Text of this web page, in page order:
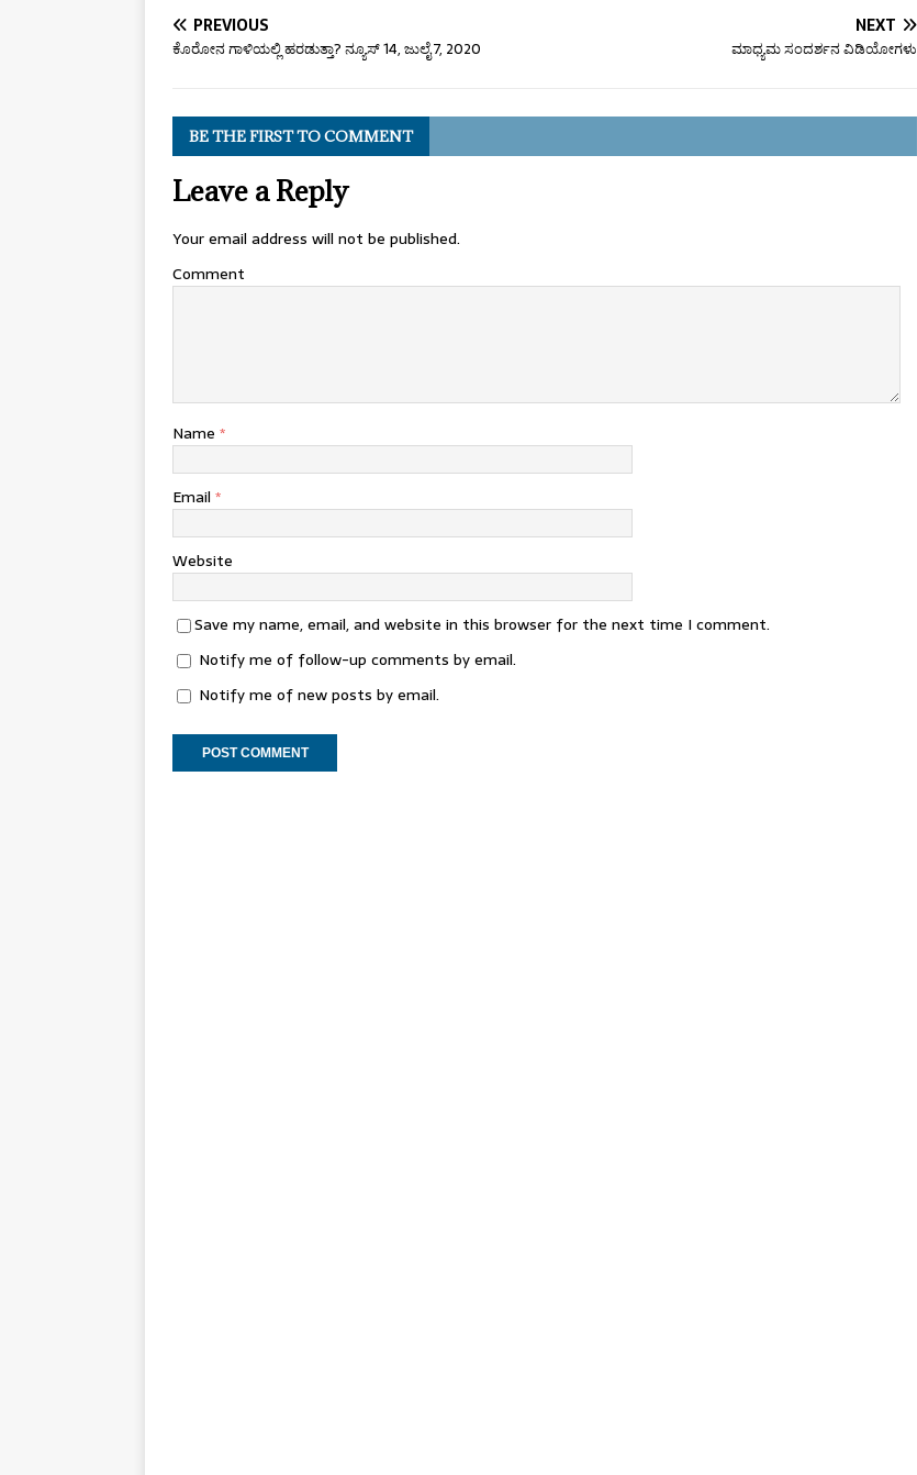
PREVIOUS
ಕೊರೋನ ಗಾಳಿಯಲ್ಲಿ ಹರಡುತ್ತಾ? ನ್ಯೂಸ್ 14, ಜುಲೈ 7, 2020
NEXT
ಮಾಧ್ಯಮ ಸಂದರ್ಶನ ವಿಡಿಯೋಗಳು
BE THE FIRST TO COMMENT
Leave a Reply
Your email address will not be published.
Comment
Name *
Email *
Website
Save my name, email, and website in this browser for the next time I comment.
Notify me of follow-up comments by email.
Notify me of new posts by email.